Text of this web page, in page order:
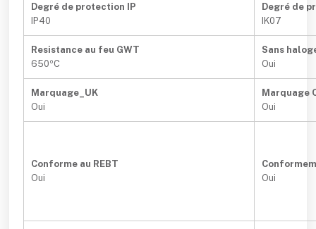
Degré de protection IP
IP40
Degré de
IK07
Resistance au feu GWT
650ºC
Sans
Oui
Marquage_UK
Oui
Marquage
Oui
Conforme au REBT
Oui
Oui